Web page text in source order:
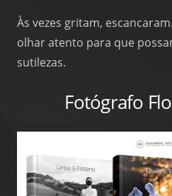
Às vezes gritam,
olhar atento para que
sutilezas.
Fotógrafo